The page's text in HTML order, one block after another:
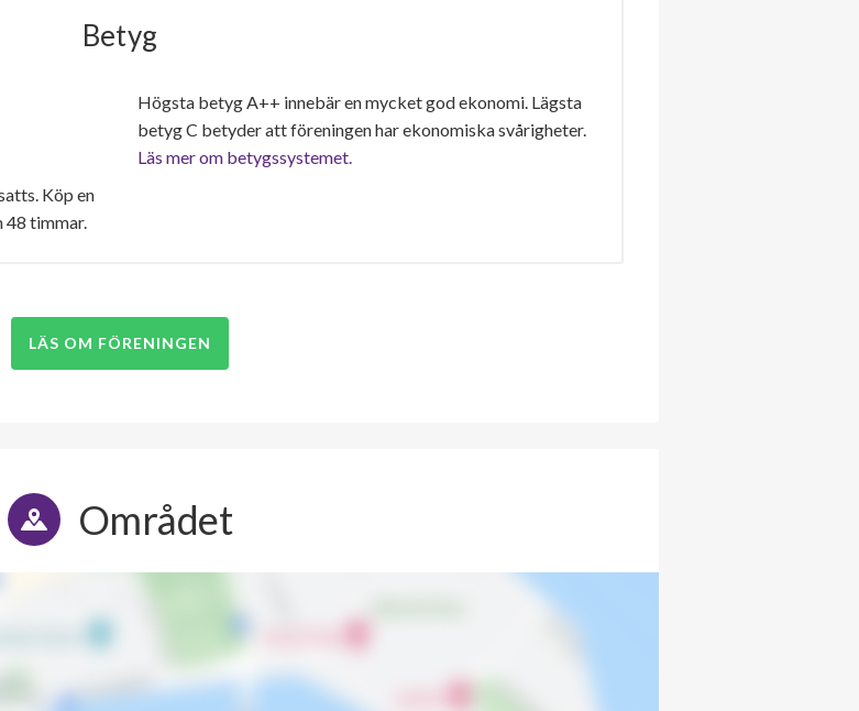
Betyg
Köp en
48 timmar.
Högsta betyg A++ innebär en mycket god ekonomi. Lägsta
betyg C betyder att föreningen har ekonomiska svårigheter.
Läs mer om betygssystemet.
LÄS OM FÖRENINGEN
Området